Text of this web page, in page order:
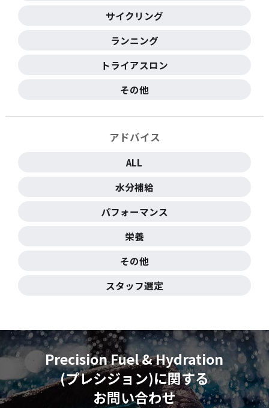
サイクリング
ランニング
トライアスロン
その他
アドバイス
ALL
水分補給
パフォーマンス
栄養
その他
スタッフ選定
Precision Fuel & Hydration
(プレシジョン)に関する
お問い合わせ